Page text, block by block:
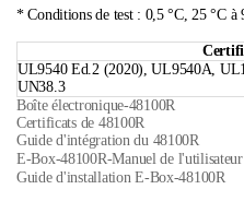
* Conditions de test : 0,5 °C, 25 °C
UL9540 Ed.2 (2020), UL9540A,
UN38.3
Boîte électronique-48100R
Certificats de 48100R
Guide d'intégration du 48100R
E-Box-48100R-Manuel de
Guide d'installation E-Box-48100R